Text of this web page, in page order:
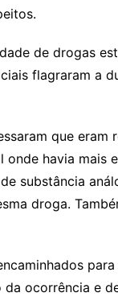
de drogas
flagraram a
que eram
havia mais
substância
droga.
ocorrência e